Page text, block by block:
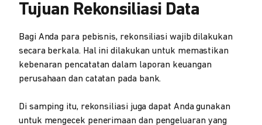
Tujuan Rekonsiliasi Data
Bagi Anda para pebisnis, rekonsiliasi wajib dilakukan
secara berkala. Hal ini dilakukan untuk memastikan
kebenaran pencatatan dalam laporan keuangan
perusahaan dan catatan pada bank.
Di samping itu, rekonsiliasi juga dapat Anda gunakan
untuk mengecek penerimaan dan pengeluaran yang